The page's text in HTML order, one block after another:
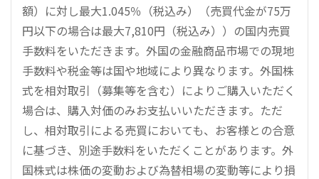
額）に対し最大1.045％（税込み）（売買代金が75万
円以下の場合は最大7,810円（税込み））の国内売買
手数料をいただきます。外国の金融商品市場での現地
手数料や税金等は国や地域により異なります。外国株
式を相対取引（募集等を含む）によりご購入いただく
場合は、購入対価のみお支払いいただきます。ただ
し、相対取引による売買においても、お客様との合意
に基づき、別途手数料をいただくことがあります。外
国株式は株価の変動および為替相場の変動等により損